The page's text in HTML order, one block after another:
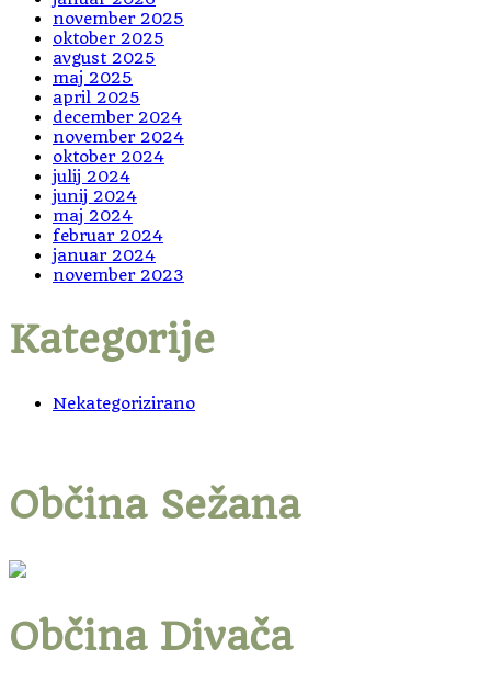
november 2025
oktober 2025
avgust 2025
maj 2025
april 2025
december 2024
november 2024
oktober 2024
julij 2024
junij 2024
maj 2024
februar 2024
januar 2024
november 2023
Kategorije
Nekategorizirano
Občina Sežana
Občina Divača